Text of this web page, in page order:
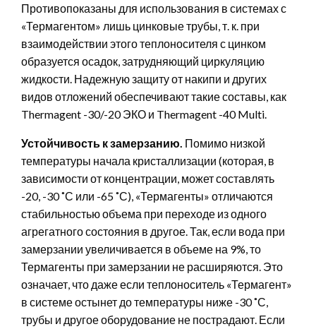
Противопоказаны для использования в системах с
«Термагентом» лишь цинковые трубы, т. к. при
взаимодействии этого теплоносителя с цинком
образуется осадок, затрудняющий циркуляцию
жидкости. Надежную защиту от накипи и других
видов отложений обеспечивают такие составы, как
Thermagent -30/-20 ЭКО и Thermagent -40 Multi.
Устойчивость к замерзанию. Помимо низкой
температуры начала кристаллизации (которая, в
зависимости от концентрации, может составлять
-20, -30 ˚С или -65 ˚С), «Термагенты» отличаются
стабильностью объема при переходе из одного
агрегатного состояния в другое. Так, если вода при
замерзании увеличивается в объеме на 9%, то
Термагенты при замерзании не расширяются. Это
означает, что даже если теплоноситель «Термагент»
в системе остынет до температуры ниже -30 ˚С,
трубы и другое оборудование не пострадают. Если